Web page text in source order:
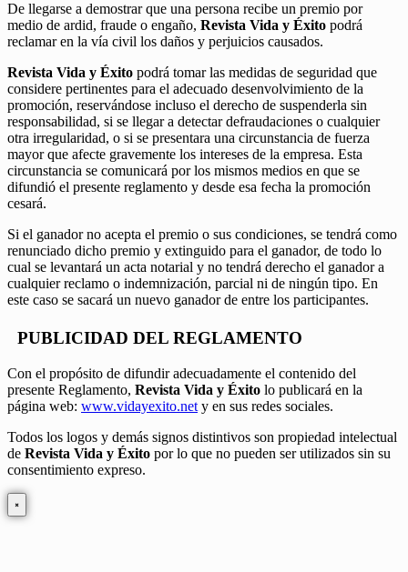
De llegarse a demostrar que una persona recibe un premio por
medio de ardid, fraude o engaño, Revista Vida y Éxito podrá
reclamar en la vía civil los daños y perjuicios causados.
Revista Vida y Éxito podrá tomar las medidas de seguridad que
considere pertinentes para el adecuado desenvolvimiento de la
promoción, reservándose incluso el derecho de suspenderla sin
responsabilidad, si se llegar a detectar defraudaciones o cualquier
otra irregularidad, o si se presentara una circunstancia de fuerza
mayor que afecte gravemente los intereses de la empresa. Esta
circunstancia se comunicará por los mismos medios en que se
difundió el presente reglamento y desde esa fecha la promoción
cesará.
Si el ganador no acepta el premio o sus condiciones, se tendrá como
renunciado dicho premio y extinguido para el ganador, de todo lo
cual se levantará un acta notarial y no tendrá derecho el ganador a
cualquier reclamo o indemnización, parcial ni de ningún tipo. En
este caso se sacará un nuevo ganador de entre los participantes.
PUBLICIDAD DEL REGLAMENTO
Con el propósito de difundir adecuadamente el contenido del
presente Reglamento, Revista Vida y Éxito lo publicará en la
página web: www.vidayexito.net y en sus redes sociales.
Todos los logos y demás signos distintivos son propiedad intelectual
de Revista Vida y Éxito por lo que no pueden ser utilizados sin su
consentimiento expreso.
×